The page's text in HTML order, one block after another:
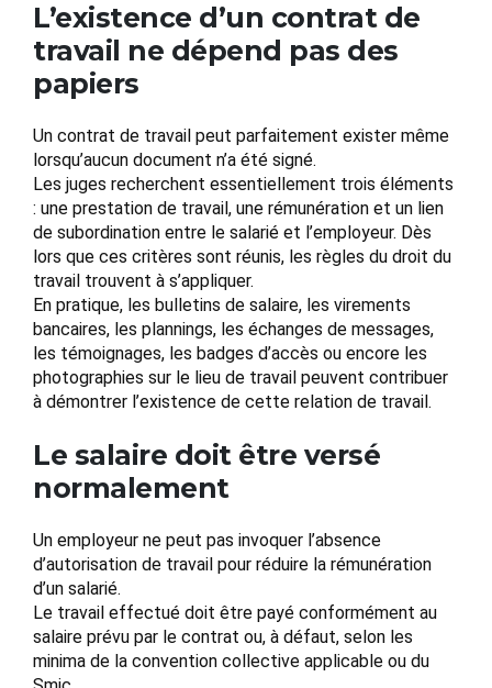
L’existence d’un contrat de
travail ne dépend pas des
papiers
Un contrat de travail peut parfaitement exister même
lorsqu’aucun document n’a été signé.
Les juges recherchent essentiellement trois éléments
: une prestation de travail, une rémunération et un lien
de subordination entre le salarié et l’employeur. Dès
lors que ces critères sont réunis, les règles du droit du
travail trouvent à s’appliquer.
En pratique, les bulletins de salaire, les virements
bancaires, les plannings, les échanges de messages,
les témoignages, les badges d’accès ou encore les
photographies sur le lieu de travail peuvent contribuer
à démontrer l’existence de cette relation de travail.
Le salaire doit être versé
normalement
Un employeur ne peut pas invoquer l’absence
d’autorisation de travail pour réduire la rémunération
d’un salarié.
Le travail effectué doit être payé conformément au
salaire prévu par le contrat ou, à défaut, selon les
minima de la convention collective applicable ou du